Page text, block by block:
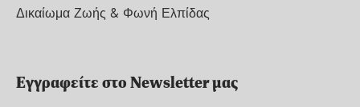
Δικαίωμα Ζωής & Φωνή Ελπίδας
Εγγραφείτε στο Newsletter μας